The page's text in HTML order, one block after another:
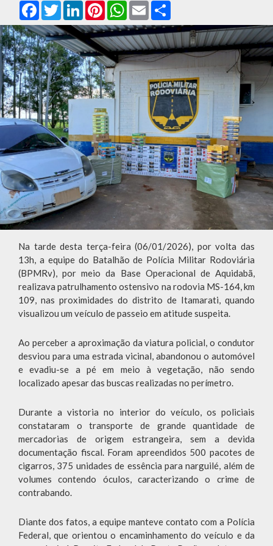
FacebookTwitterLinkedInPinterestWhatsApp
Email
Na tarde desta terça-feira (06/01/2026), por volta das
13h, a equipe do Batalhão de Polícia Militar Rodoviária
(BPMRv), por meio da Base Operacional de Aquidabã,
realizava patrulhamento ostensivo na rodovia MS-164, km
109, nas proximidades do distrito de Itamarati, quando
visualizou um veículo de passeio em atitude suspeita.
Ao perceber a aproximação da viatura policial, o condutor
desviou para uma estrada vicinal, abandonou o automóvel
e evadiu-se a pé em meio à vegetação, não sendo
localizado apesar das buscas realizadas no perímetro.
Durante a vistoria no interior do veículo, os policiais
constataram o transporte de grande quantidade de
mercadorias de origem estrangeira, sem a devida
documentação fiscal. Foram apreendidos 500 pacotes de
cigarros, 375 unidades de essência para narguilé, além de
volumes contendo óculos, caracterizando o crime de
contrabando.
Diante dos fatos, a equipe manteve contato com a Polícia
Federal, que orientou o encaminhamento do veículo e da